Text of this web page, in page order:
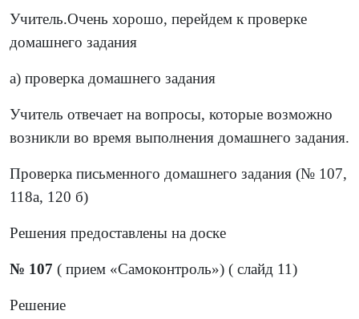
Учитель.Очень хорошо, перейдем к проверке
домашнего задания
а) проверка домашнего задания
Учитель отвечает на вопросы, которые возможно
возникли во время выполнения домашнего задания.
Проверка письменного домашнего задания (№ 107,
118а, 120 б)
Решения предоставлены на доске
№ 107 ( прием «Самоконтроль») ( слайд 11)
Решение